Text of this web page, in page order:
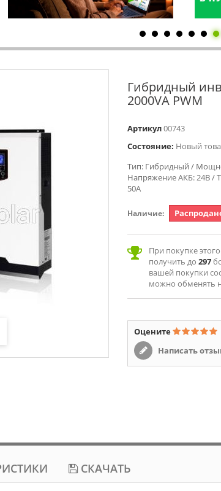
Гибридный
2000VA PWM
Артикул00743
Состояние: Новый
Тип: Гибридный /
Напряжение АКБ: 24В /
50А
Наличие:
При покупке
получить до 297
вашей покупки
можно обменять
Оцените
Написать
СКАЧАТЬ